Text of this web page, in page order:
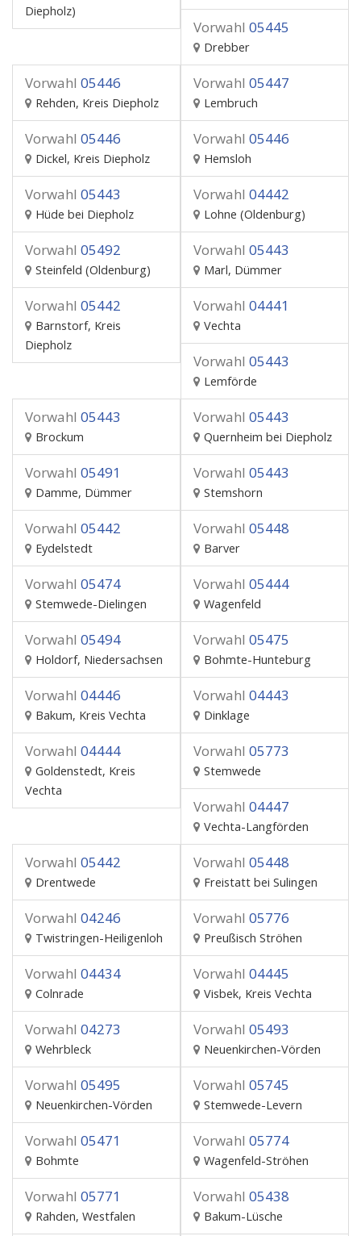
Diepholz)
Vorwahl 05445
Drebber
Vorwahl 05446
Rehden, Kreis Diepholz
Vorwahl 05447
Lembruch
Vorwahl 05446
Dickel, Kreis Diepholz
Vorwahl 05446
Hemsloh
Vorwahl 05443
Hüde bei Diepholz
Vorwahl 04442
Lohne (Oldenburg)
Vorwahl 05492
Steinfeld (Oldenburg)
Vorwahl 05443
Marl, Dümmer
Vorwahl 05442
Barnstorf, Kreis
Diepholz
Vorwahl 04441
Vechta
Vorwahl 05443
Lemförde
Vorwahl 05443
Brockum
Vorwahl 05443
Quernheim bei Diepholz
Vorwahl 05491
Damme, Dümmer
Vorwahl 05443
Stemshorn
Vorwahl 05442
Eydelstedt
Vorwahl 05448
Barver
Vorwahl 05474
Stemwede-Dielingen
Vorwahl 05444
Wagenfeld
Vorwahl 05494
Holdorf, Niedersachsen
Vorwahl 05475
Bohmte-Hunteburg
Vorwahl 04446
Bakum, Kreis Vechta
Vorwahl 04443
Dinklage
Vorwahl 04444
Goldenstedt, Kreis
Vechta
Vorwahl 05773
Stemwede
Vorwahl 04447
Vechta-Langförden
Vorwahl 05442
Drentwede
Vorwahl 05448
Freistatt bei Sulingen
Vorwahl 04246
Twistringen-Heiligenloh
Vorwahl 05776
Preußisch Ströhen
Vorwahl 04434
Colnrade
Vorwahl 04445
Visbek, Kreis Vechta
Vorwahl 04273
Wehrbleck
Vorwahl 05493
Neuenkirchen-Vörden
Vorwahl 05495
Neuenkirchen-Vörden
Vorwahl 05745
Stemwede-Levern
Vorwahl 05471
Bohmte
Vorwahl 05774
Wagenfeld-Ströhen
Vorwahl 05771
Rahden, Westfalen
Vorwahl 05438
Bakum-Lüsche